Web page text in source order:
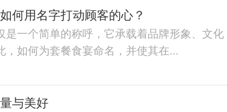
何用名字打动顾客的心？
一个简单的称呼，它承载着品牌形象、文化
如何为套餐食宴命名，并使其在...
与美好